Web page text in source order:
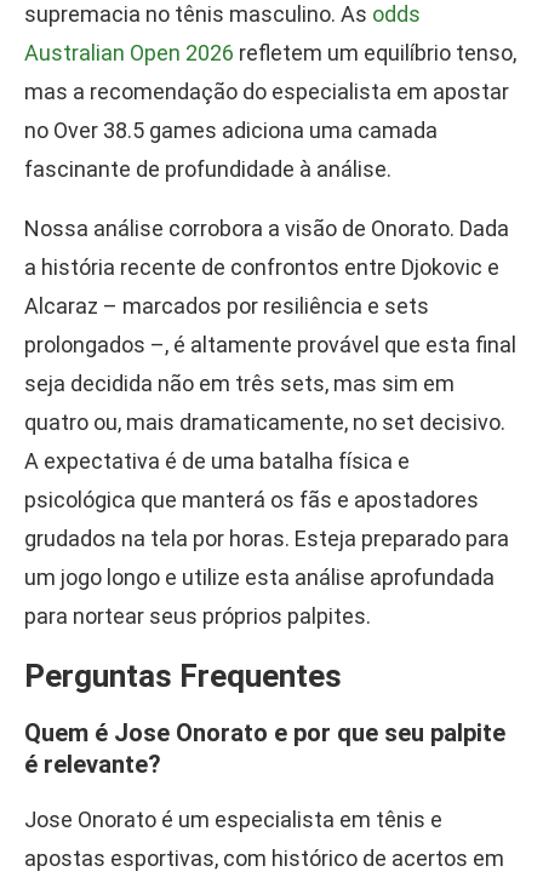
supremacia no tênis masculino. As odds
Australian Open 2026 refletem um equilíbrio tenso,
mas a recomendação do especialista em apostar
no Over 38.5 games adiciona uma camada
fascinante de profundidade à análise.
Nossa análise corrobora a visão de Onorato. Dada
a história recente de confrontos entre Djokovic e
Alcaraz – marcados por resiliência e sets
prolongados –, é altamente provável que esta final
seja decidida não em três sets, mas sim em
quatro ou, mais dramaticamente, no set decisivo.
A expectativa é de uma batalha física e
psicológica que manterá os fãs e apostadores
grudados na tela por horas. Esteja preparado para
um jogo longo e utilize esta análise aprofundada
para nortear seus próprios palpites.
Perguntas Frequentes
Quem é Jose Onorato e por que seu palpite
é relevante?
Jose Onorato é um especialista em tênis e
apostas esportivas, com histórico de acertos em